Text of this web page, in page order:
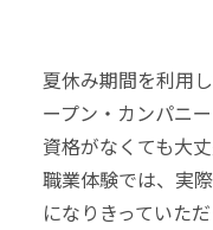
夏休み期間を利用
ープン・カンパニ
資格がなくても大
職業体験では、実
になりきっていただ